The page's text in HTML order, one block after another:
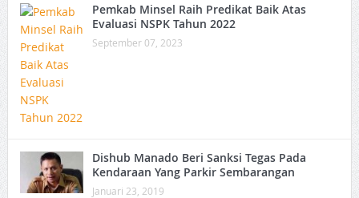
Pemkab Minsel Raih Predikat Baik Atas
Evaluasi NSPK Tahun 2022
September 07, 2023
Dishub Manado Beri Sanksi Tegas Pada
Kendaraan Yang Parkir Sembarangan
Januari 23, 2019